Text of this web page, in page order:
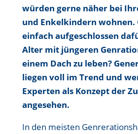
würden gerne näher bei
und Enkelkindern wohnen.
einfach aufgeschlossen
Alter mit jüngeren
einem Dach zu leben?
liegen voll im Trend und
Experten als Konzept der
angesehen.
In den meisten